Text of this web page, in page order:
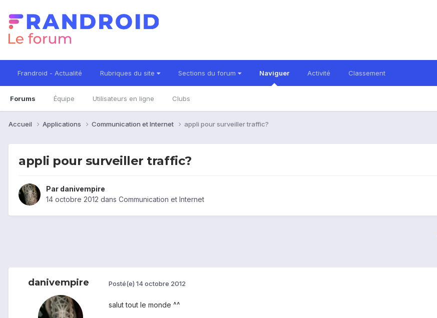
Frandroid - Actualité Rubriques du site Sections du forum Naviguer
Forums Équipe Utilisateurs en ligne Clubs
Activité Classement
Accueil Applications Communication et Internet appli pour surveiller traffic?
appli pour surveiller traffic?
Par danivempire
14 octobre 2012 dans Communication et Internet
danivempire Posté(e) 14 octobre 2012
salut tout le monde ^^